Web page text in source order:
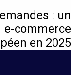
: un
e-commerce
en 2025